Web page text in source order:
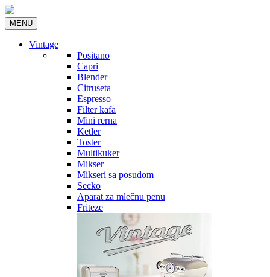
MENU
Vintage
Positano
Capri
Blender
Citruseta
Espresso
Filter kafa
Mini rerna
Ketler
Toster
Multikuker
Mikser
Mikseri sa posudom
Secko
Aparat za mlečnu penu
Friteze